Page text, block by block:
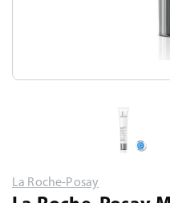
La Roche-Posay